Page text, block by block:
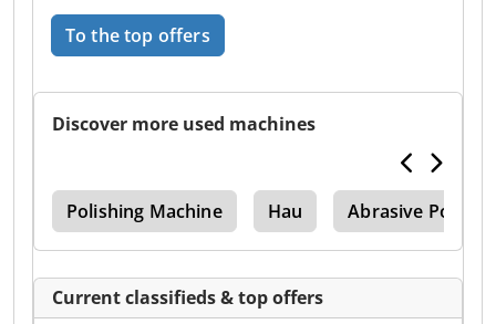
To the top offers
Discover more used machines
Polishing Machine Hau Abrasive
Current classifieds & top offers